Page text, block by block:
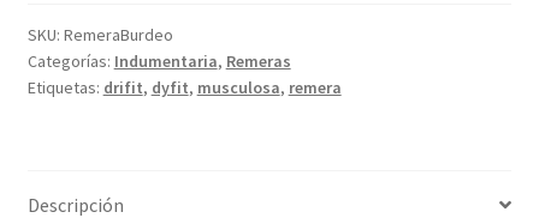
SKU: RemeraBurdeo
Categorías: Indumentaria, Remeras
Etiquetas: drifit, dyfit, musculosa, remera
Descripción